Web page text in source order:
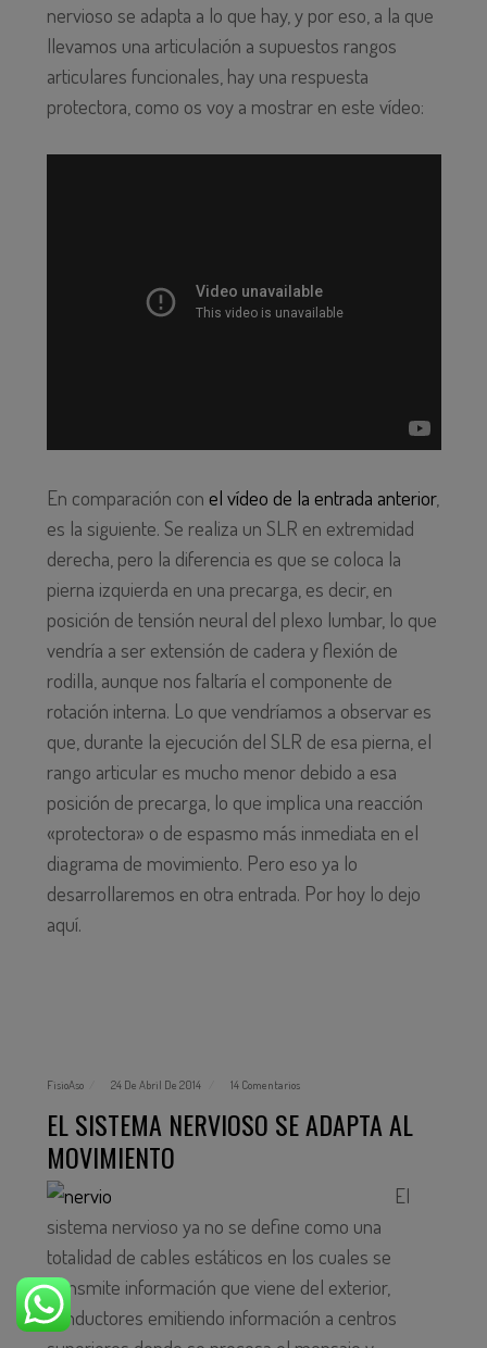
nervioso se adapta a lo que hay, y por eso, a la que
llevamos una articulación a supuestos rangos
articulares funcionales, hay una respuesta
protectora, como os voy a mostrar en este vídeo:
En comparación con el vídeo de la entrada anterior,
es la siguiente. Se realiza un SLR en extremidad
derecha, pero la diferencia es que se coloca la
pierna izquierda en una precarga, es decir, en
posición de tensión neural del plexo lumbar, lo que
vendría a ser extensión de cadera y flexión de
rodilla, aunque nos faltaría el componente de
rotación interna. Lo que vendríamos a observar es
que, durante la ejecución del SLR de esa pierna, el
rango articular es mucho menor debido a esa
posición de precarga, lo que implica una reacción
«protectora» o de espasmo más inmediata en el
diagrama de movimiento. Pero eso ya lo
desarrollaremos en otra entrada. Por hoy lo dejo
aquí.
FisioAso 24 De Abril De 2014 14 Comentarios
EL SISTEMA NERVIOSO SE ADAPTA AL
MOVIMIENTO
El
sistema nervioso ya no se define como una
totalidad de cables estáticos en los cuales se
transmite información que viene del exterior,
conductores emitiendo información a centros